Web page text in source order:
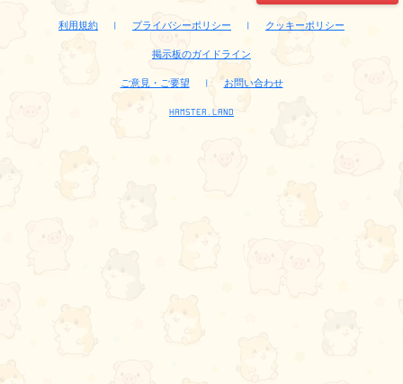
利用規約 | プライバシーポリシー | クッキーポリシー
掲示板のガイドライン
ご意見・ご要望 | お問い合わせ
HAMSTER.LAND